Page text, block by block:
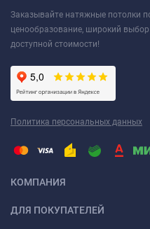
Заказывайте натяжные потолки
ценообразование, широкий
доступной стоимости!
Политика персональных данных
КОМПАНИЯ
ДЛЯ ПОКУПАТЕЛЕЙ